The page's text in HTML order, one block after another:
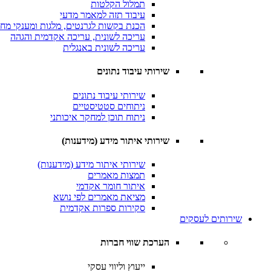
תמלול הקלטות
עיבוד תזה למאמר מדעי
הכנת בקשות לגרנטים, מלגות ומענקי
עריכה לשונית, עריכה אקדמית והגהה
עריכה לשונית באנגלית
שירותי עיבוד נתונים
שירותי עיבוד נתונים
ניתוחים סטטיסטיים
ניתוח תוכן למחקר איכותני
שירותי איתור מידע (מידענות)
שירותי איתור מידע (מידענות)
תמצות מאמרים
איתור חומר אקדמי
מציאת מאמרים לפי נושא
סקירות ספרות אקדמית
שירותים לעסקים
הערכת שווי חברות
ייעוץ וליווי עסקי